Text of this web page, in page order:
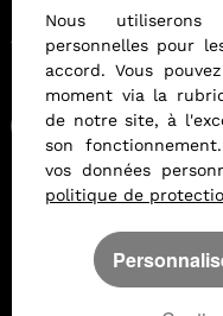
Afin de vous
votre PC, votre
s'adapte
Nous
personnelles pour
accord. Vous
moment via la
de notre site, à
son
vos données
politique de